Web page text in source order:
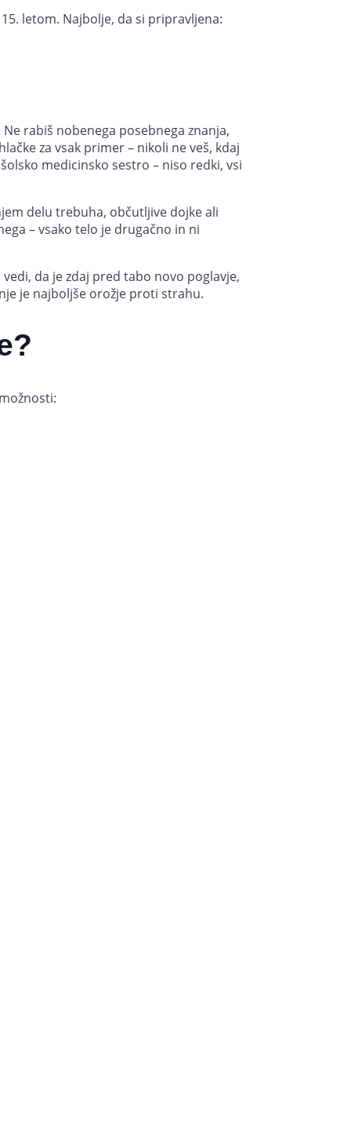
letom. Najbolje, da si pripravljena:
rabiš nobenega posebnega znanja,
za vsak primer – nikoli ne veš, kdaj
medicinsko sestro – niso redki, vsi
delu trebuha, občutljive dojke ali
– vsako telo je drugačno in ni
da je zdaj pred tabo novo poglavje,
je najboljše orožje proti strahu.